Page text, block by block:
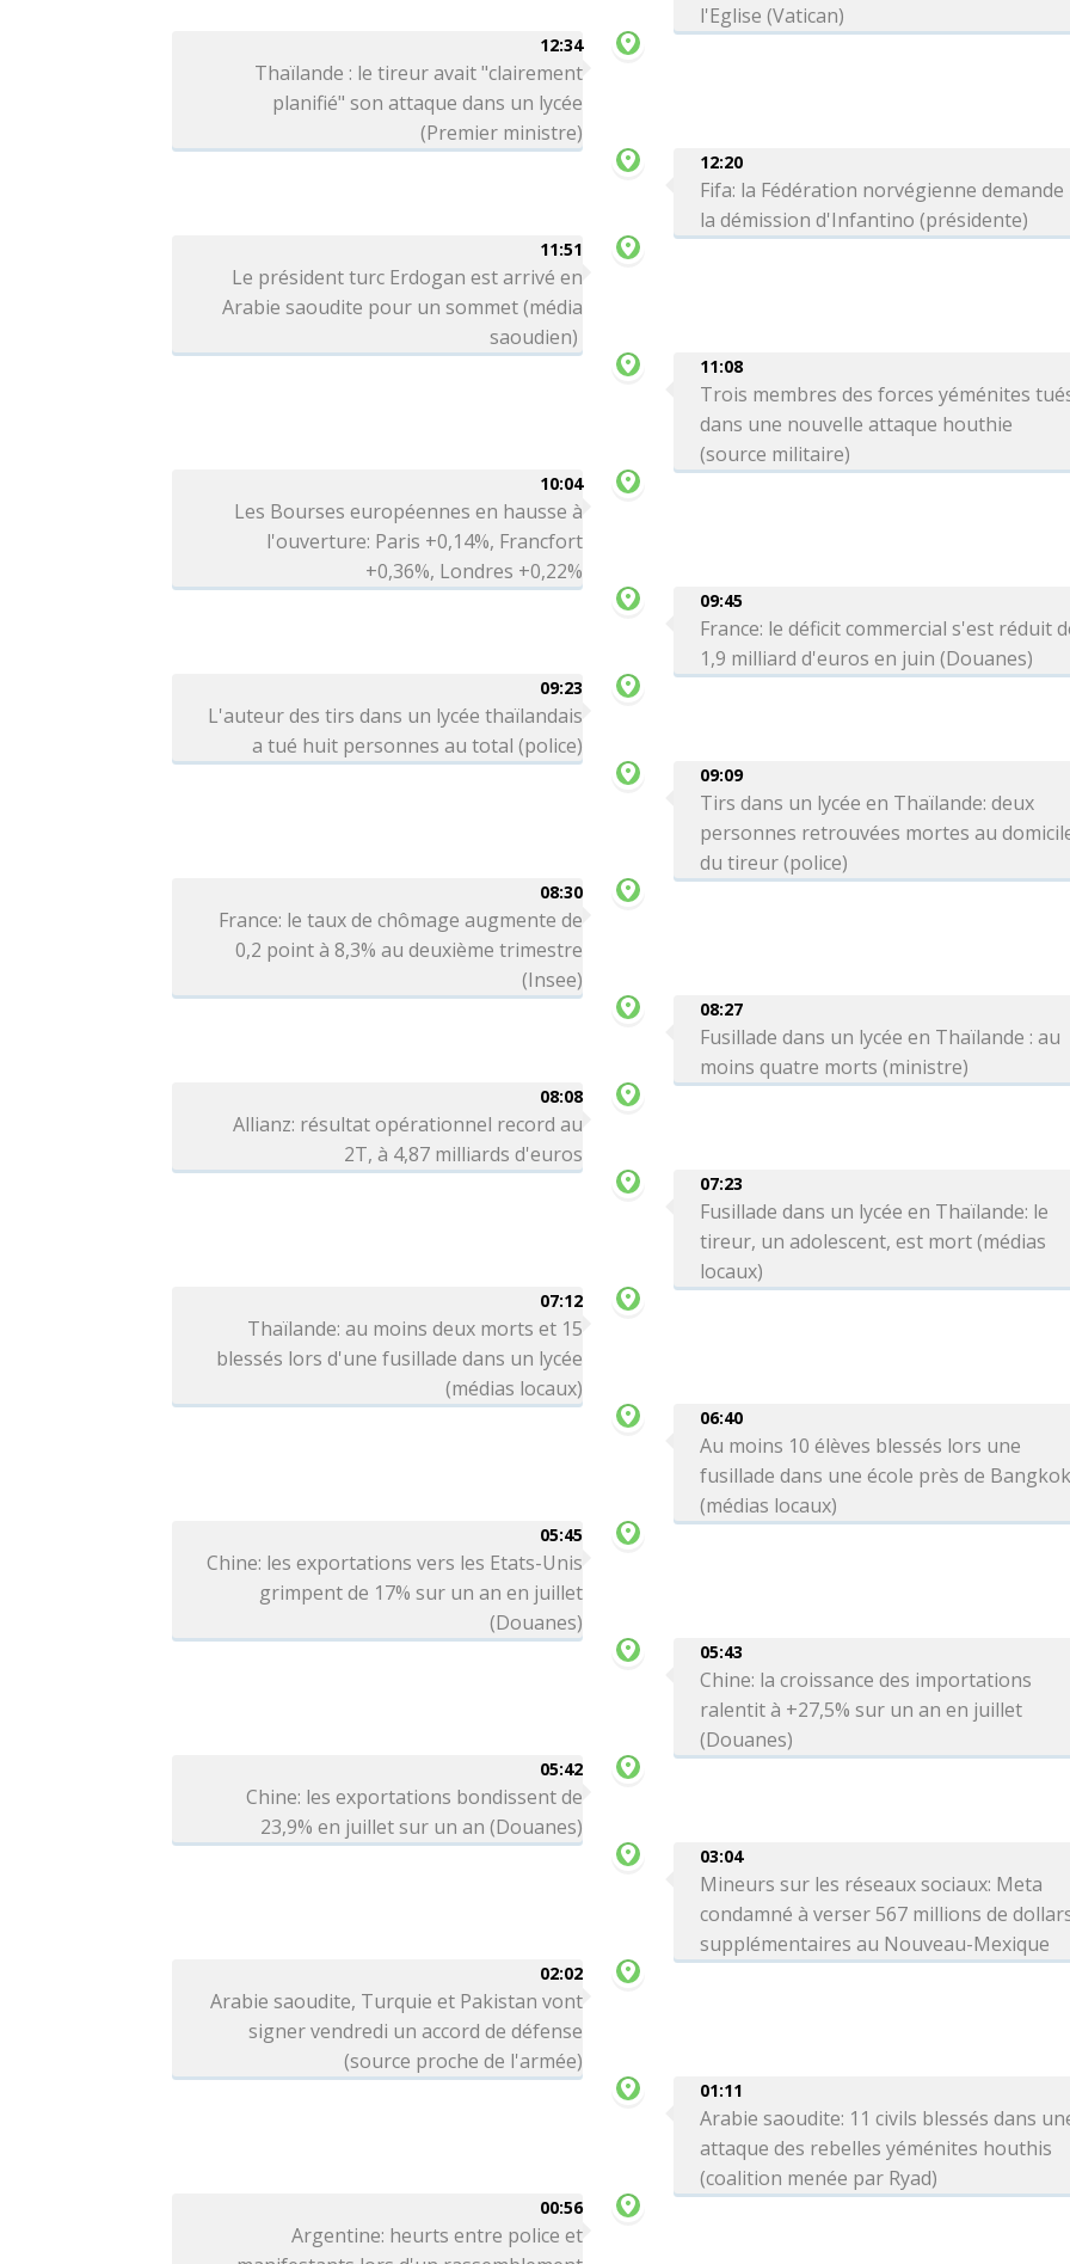
l'Eglise (Vatican)
12:34
Thaïlande : le tireur avait "clairement
planifié" son attaque dans un lycée
(Premier ministre)
12:20
Fifa: la Fédération norvégienne demande
la démission d'Infantino (présidente)
11:51
Le président turc Erdogan est arrivé en
Arabie saoudite pour un sommet (média
saoudien)
11:08
Trois membres des forces yéménites
dans une nouvelle attaque houthie
(source militaire)
10:04
Les Bourses européennes en hausse à
l'ouverture: Paris +0,14%, Francfort
+0,36%, Londres +0,22%
09:45
France: le déficit commercial s'est réduit
1,9 milliard d'euros en juin (Douanes)
09:23
L'auteur des tirs dans un lycée thaïlandais
a tué huit personnes au total (police)
09:09
Tirs dans un lycée en Thaïlande: deux
personnes retrouvées mortes au
du tireur (police)
08:30
France: le taux de chômage augmente de
0,2 point à 8,3% au deuxième trimestre
(Insee)
08:27
Fusillade dans un lycée en Thaïlande : au
moins quatre morts (ministre)
08:08
Allianz: résultat opérationnel record au
2T, à 4,87 milliards d'euros
07:23
Fusillade dans un lycée en Thaïlande: le
tireur, un adolescent, est mort (médias
locaux)
07:12
Thaïlande: au moins deux morts et 15
blessés lors d'une fusillade dans un lycée
(médias locaux)
06:40
Au moins 10 élèves blessés lors une
fusillade dans une école près de
(médias locaux)
05:45
Chine: les exportations vers les Etats-Unis
grimpent de 17% sur un an en juillet
(Douanes)
05:43
Chine: la croissance des importations
ralentit à +27,5% sur un an en juillet
(Douanes)
05:42
Chine: les exportations bondissent de
23,9% en juillet sur un an (Douanes)
03:04
Mineurs sur les réseaux sociaux: Meta
condamné à verser 567 millions de
supplémentaires au Nouveau-Mexique
02:02
Arabie saoudite, Turquie et Pakistan vont
signer vendredi un accord de défense
(source proche de l'armée)
01:11
Arabie saoudite: 11 civils blessés dans
attaque des rebelles yéménites houthis
(coalition menée par Ryad)
00:56
Argentine: heurts entre police et